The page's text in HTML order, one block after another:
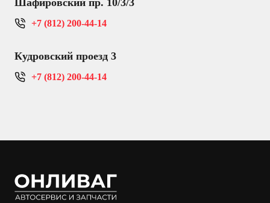
+7 (812) 200-44-14
Кудровский проезд 3
+7 (812) 200-44-14